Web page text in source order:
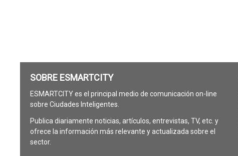
SOBRE ESMARTCITY
ESMARTCITY es el principal medio de comunicación on-line
sobre Ciudades Inteligentes.
Publica diariamente noticias, artículos, entrevistas, TV, etc. y
ofrece la información más relevante y actualizada sobre el
sector.